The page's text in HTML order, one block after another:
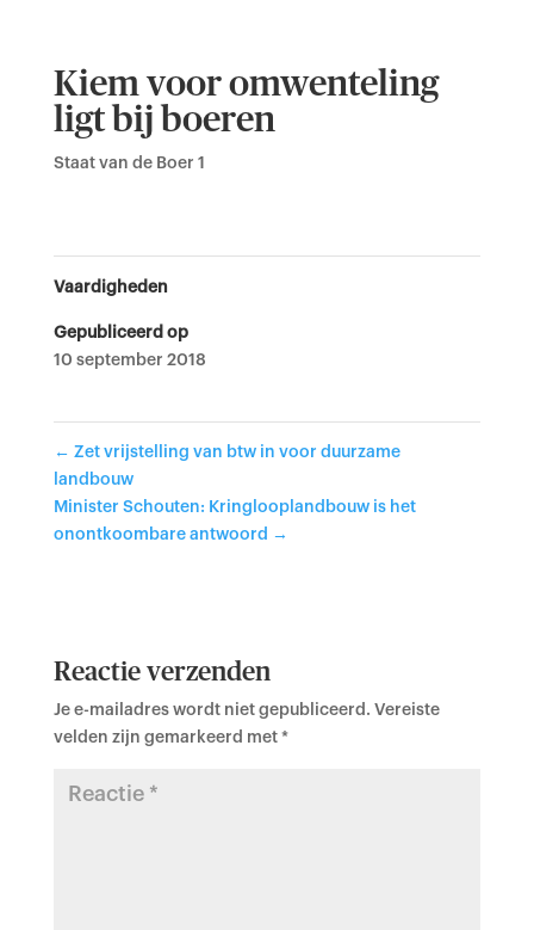
Kiem voor omwenteling
ligt bij boeren
Staat van de Boer 1
Vaardigheden
Gepubliceerd op
10 september 2018
← Zet vrijstelling van btw in voor duurzame
landbouw
Minister Schouten: Kringlooplandbouw is het
onontkoombare antwoord →
Reactie verzenden
Je e-mailadres wordt niet gepubliceerd. Vereiste
velden zijn gemarkeerd met *